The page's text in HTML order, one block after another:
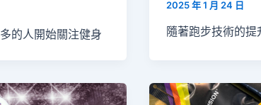
的人開始關注健身
2025 年 1 月 24 日
隨著跑步技術的